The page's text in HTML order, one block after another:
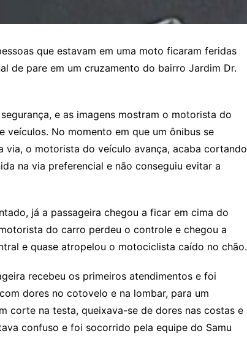
que estavam em uma moto ficaram feridas
de pare em um cruzamento do bairro Jardim Dr.
e as imagens mostram o motorista do
No momento em que um ônibus se
via, o motorista do veículo avança, acaba cortando
na via preferencial e não conseguiu evitar a
já a passageira chegou a ficar em cima do
do carro perdeu o controle e chegou a
e quase atropelou o motociclista caído no chão.
recebeu os primeiros atendimentos e foi
dores no cotovelo e na lombar, para um
corte na testa, queixava-se de dores nas costas e
confuso e foi socorrido pela equipe do Samu